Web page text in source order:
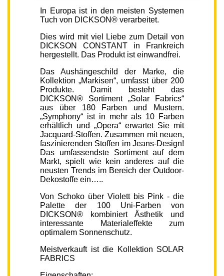
In Europa ist in den meisten Systemen
Tuch von DICKSON® verarbeitet.
Dies wird mit viel Liebe zum Detail von
DICKSON CONSTANT in Frankreich
hergestellt. Das Produkt ist einwandfrei.
Das Aushängeschild der Marke, die
Kollektion „Markisen“, umfasst über 200
Produkte. Damit besteht das
DICKSON® Sortiment „Solar Fabrics“
aus über 180 Farben und Mustern.
„Symphony“ ist in mehr als 10 Farben
erhältlich und „Opera“ erwartet Sie mit
Jacquard-Stoffen. Zusammen mit neuen,
faszinierenden Stoffen im Jeans-Design!
Das umfassendste Sortiment auf dem
Markt, spielt wie kein anderes auf die
neusten Trends im Bereich der Outdoor-
Dekostoffe ein…..
Von Schoko über Violett bis Pink - die
Palette der 100 Uni-Farben von
DICKSON® kombiniert Ästhetik und
interessante Materialeffekte zum
optimalem Sonnenschutz.
Meistverkauft ist die Kollektion SOLAR
FABRICS